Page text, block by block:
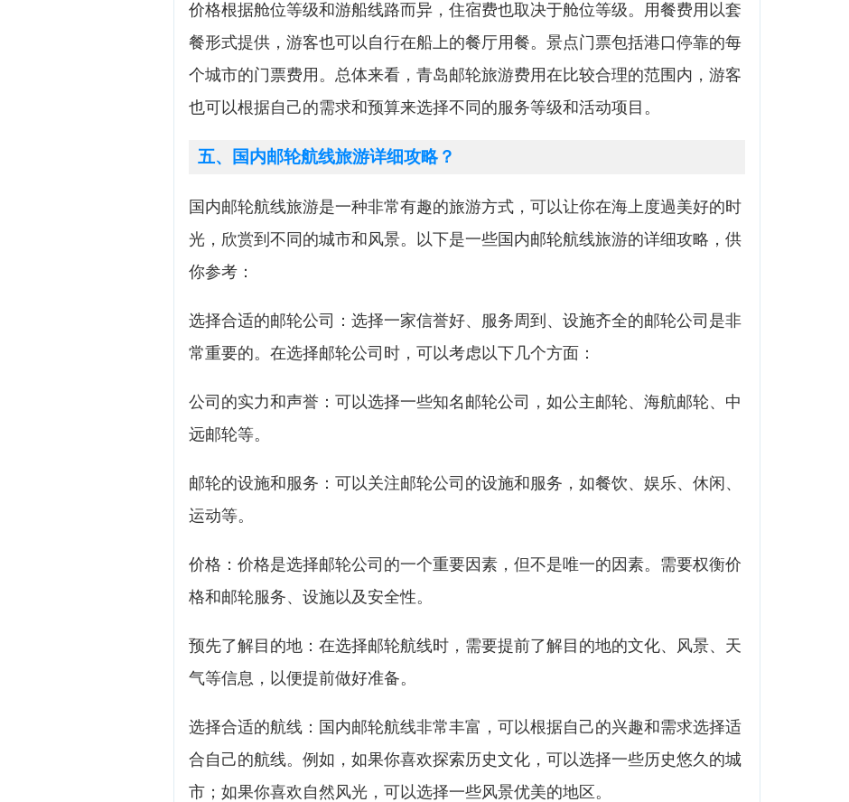
价格根据舱位等级和游船线路而异，住宿费也取决于舱位等级。用餐费用以套
餐形式提供，游客也可以自行在船上的餐厅用餐。景点门票包括港口停靠的每
个城市的门票费用。总体来看，青岛邮轮旅游费用在比较合理的范围内，游客
也可以根据自己的需求和预算来选择不同的服务等级和活动项目。
五、国内邮轮航线旅游详细攻略？
国内邮轮航线旅游是一种非常有趣的旅游方式，可以让你在海上度過美好的时
光，欣赏到不同的城市和风景。以下是一些国内邮轮航线旅游的详细攻略，供
你参考：
选择合适的邮轮公司：选择一家信誉好、服务周到、设施齐全的邮轮公司是非
常重要的。在选择邮轮公司时，可以考虑以下几个方面：
公司的实力和声誉：可以选择一些知名邮轮公司，如公主邮轮、海航邮轮、中
远邮轮等。
邮轮的设施和服务：可以关注邮轮公司的设施和服务，如餐饮、娱乐、休闲、
运动等。
价格：价格是选择邮轮公司的一个重要因素，但不是唯一的因素。需要权衡价
格和邮轮服务、设施以及安全性。
预先了解目的地：在选择邮轮航线时，需要提前了解目的地的文化、风景、天
气等信息，以便提前做好准备。
选择合适的航线：国内邮轮航线非常丰富，可以根据自己的兴趣和需求选择适
合自己的航线。例如，如果你喜欢探索历史文化，可以选择一些历史悠久的城
市；如果你喜欢自然风光，可以选择一些风景优美的地区。